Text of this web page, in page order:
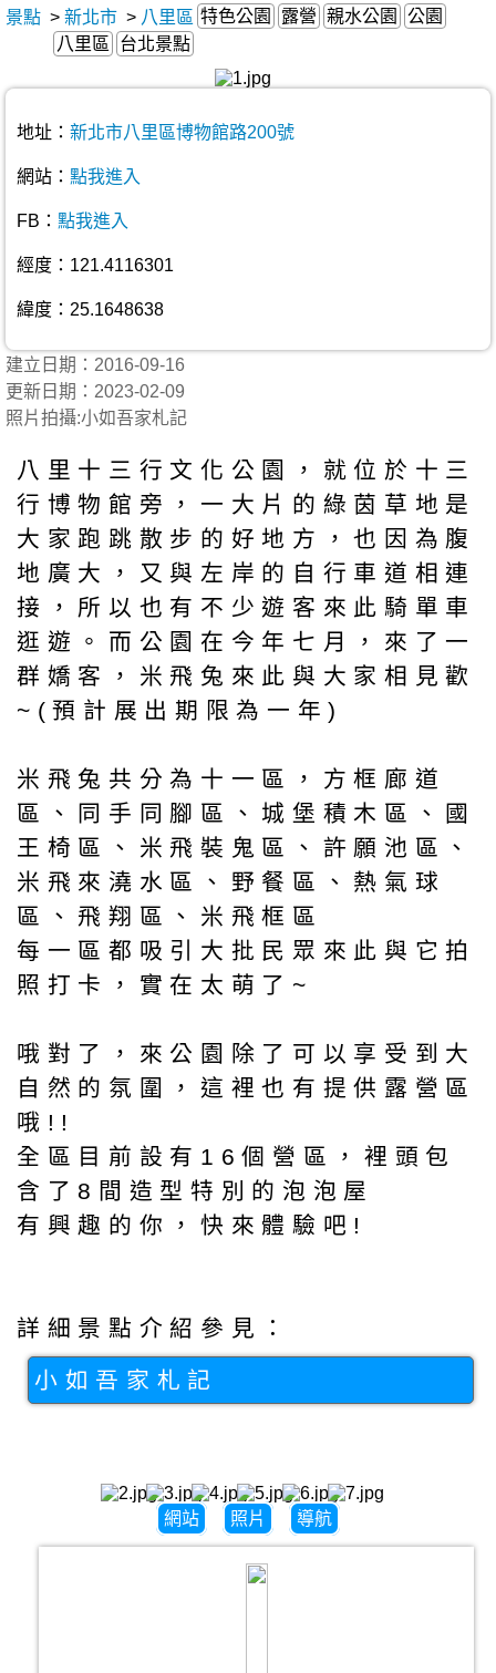
景點 > 新北市 > 八里區 特色公園 露營 親水公園
公園
八里區
台北景點
地址： 新北市八里區博物館路200號
網站： 點我進入
FB： 點我進入
經度：121.4116301
緯度：25.1648638
建立日期：2016-09-16
更新日期：2023-02-09
照片拍攝:小如吾家札記
八里十三行文化公園，就位於十三
行博物館旁，一大片的綠茵草地是
大家跑跳散步的好地方，也因為腹
地廣大，又與左岸的自行車道相連
接，所以也有不少遊客來此騎單車
逛遊。而公園在今年七月，來了一
群嬌客，米飛兔來此與大家相見歡
~(預計展出期限為一年)
米飛兔共分為十一區，方框廊道
區、同手同腳區、城堡積木區、國
王椅區、米飛裝鬼區、許願池區、
米飛來澆水區、野餐區、熱氣球
區、飛翔區、米飛框區
每一區都吸引大批民眾來此與它拍
照打卡，實在太萌了~
哦對了，來公園除了可以享受到大
自然的氛圍，這裡也有提供露營區
哦!!
全區目前設有16個營區，裡頭包
含了8間造型特別的泡泡屋
有興趣的你，快來體驗吧!
詳細景點介紹參見：
小如吾家札記
網站 照片 導航